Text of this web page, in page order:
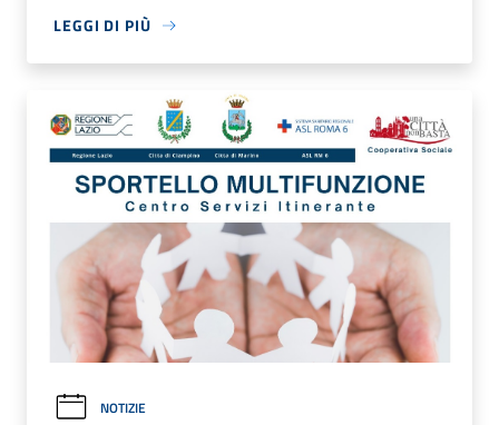
LEGGI DI PIÙ
NOTIZIE